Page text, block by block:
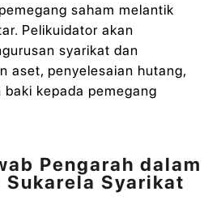
saham melantik
Pelikuidator akan
syarikat dan
aset, penyelesaian hutang,
kepada pemegang
Pengarah dalam
Sukarela Syarikat